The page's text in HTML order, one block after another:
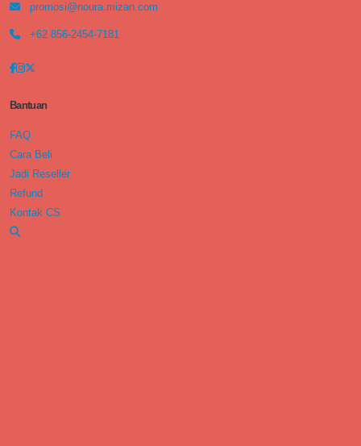
promosi@noura.mizan.com
+62 856-2454-7181
Bantuan
FAQ
Cara Beli
Jadi Reseller
Refund
Kontak CS